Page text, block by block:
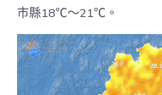
市縣18℃～21℃。